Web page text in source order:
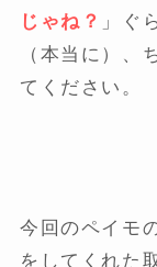
じゃね？ 」ぐ
（本当に）、
てください。
今回のペイモ
をしてくれた